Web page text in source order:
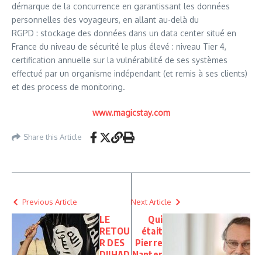
démarque de la concurrence en garantissant les données
personnelles des voyageurs, en allant au-delà du
RGPD : stockage des données dans un data center situé en
France du niveau de sécurité le plus élevé : niveau Tier 4,
certification annuelle sur la vulnérabilité de ses systèmes
effectué par un organisme indépendant (et remis à ses clients)
et des process de monitoring.
www.magicstay.com
Share this Article
Previous Article
LE
RETOU
R DES
Next Article
Qui
était
Pierre